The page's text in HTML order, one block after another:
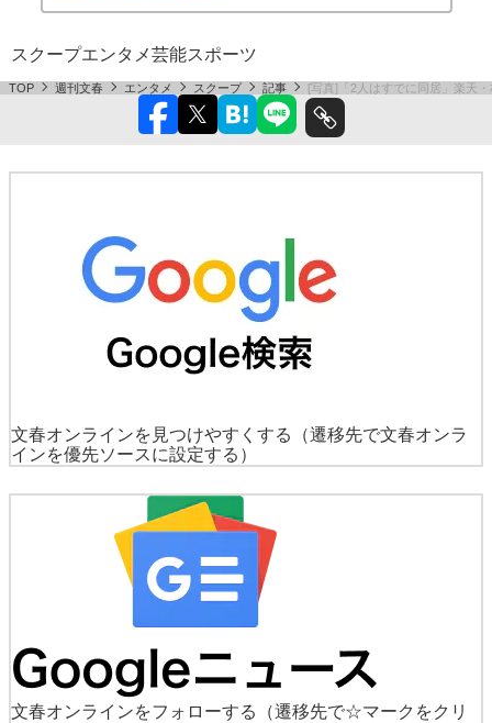
スクープエンタメ芸能スポーツ
TOP 週刊文春 エンタメ スクープ 記事 [写真]「2人はすでに同居」楽天
文春オンラインを見つけやすくする
（遷移先で文春オンラ
インを優先ソースに設定する）
文春オンラインをフォローする
（遷移先で☆マークをクリ